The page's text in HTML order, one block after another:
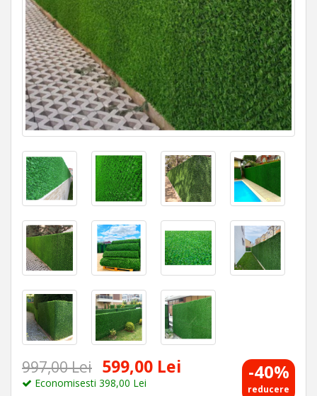
-40%
reducere
997,00 Lei 599,00 Lei
Economisesti 398,00 Lei